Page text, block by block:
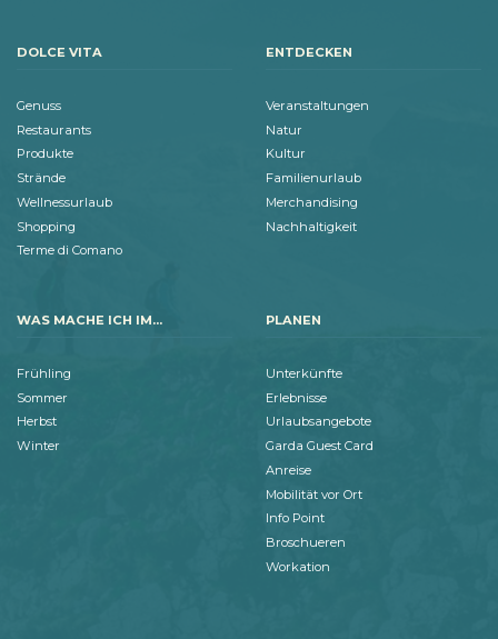
DOLCE VITA
Genuss
Restaurants
Produkte
Strände
Wellnessurlaub
Shopping
Terme di Comano
ENTDECKEN
Veranstaltungen
Natur
Kultur
Familienurlaub
Merchandising
Nachhaltigkeit
WAS MACHE ICH IM...
Frühling
Sommer
Herbst
Winter
PLANEN
Unterkünfte
Erlebnisse
Urlaubsangebote
Garda Guest Card
Anreise
Mobilität vor Ort
Info Point
Broschueren
Workation